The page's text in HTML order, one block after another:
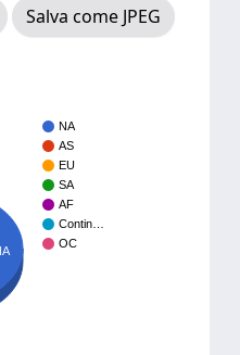
Salva come JPEG
NA
AS
EU
SA
AF
Contin…
OC